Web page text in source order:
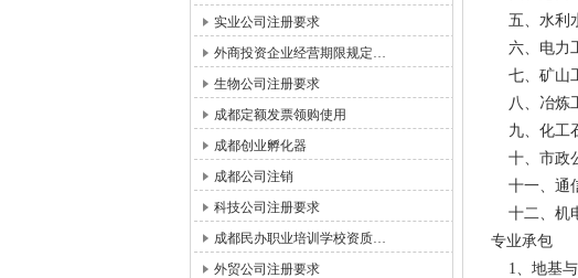
实业公司注册要求
外商投资企业经营期限规定…
生物公司注册要求
成都定额发票领购使用
成都创业孵化器
成都公司注销
科技公司注册要求
成都民办职业培训学校资质…
外贸公司注册要求
五、水利
六、电力
七、矿山
八、冶炼
九、化工
十、市政
十一、通
十二、机
专业承包
1、地基与